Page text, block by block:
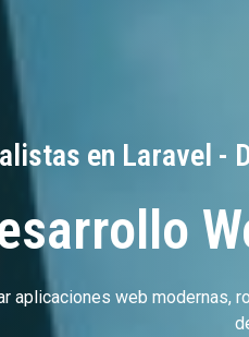
en Laravel -
aplicaciones web modernas,